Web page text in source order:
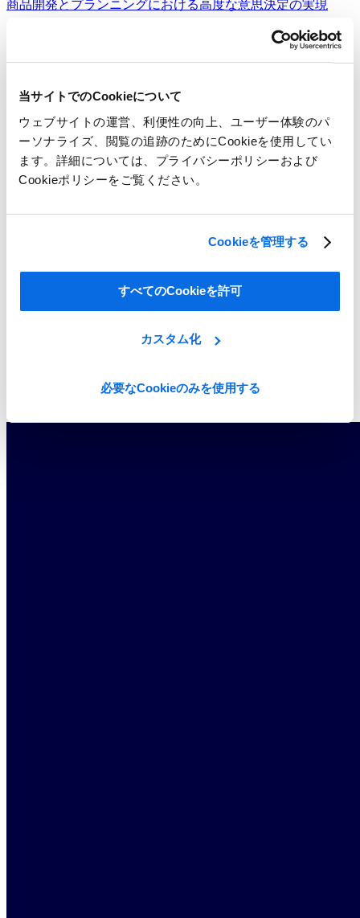
当サイトでのCookieについて
ウェブサイトの運営、利便性の向上、ユーザー体験のパ
ーソナライズ、閲覧の追跡のためにCookieを使用してい
ます。詳細については、プライバシーポリシーおよび
Cookieポリシーをご覧ください。
Cookieを管理する
すべてのCookieを許可
カスタム化
必要なCookieのみを使用する
商品開発とプランニングにおける高度な意思決定の実現